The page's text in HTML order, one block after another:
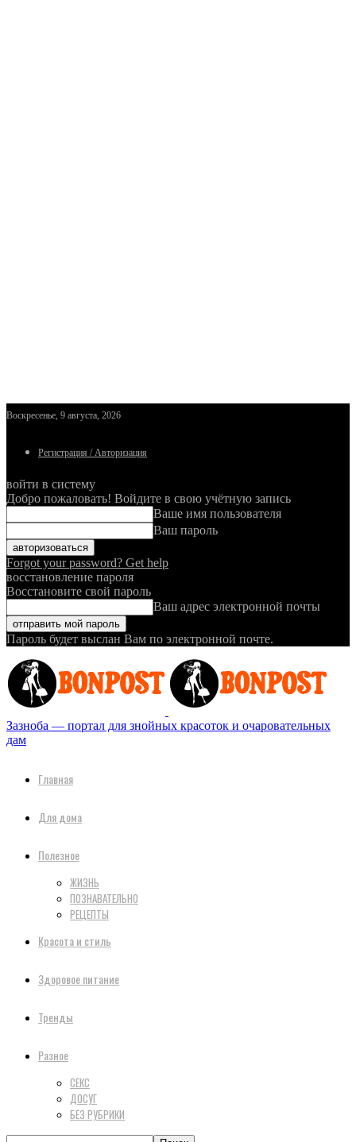
Воскресенье, 9 августа, 2026
Регистрация / Авторизация
войти в систему
Добро пожаловать! Войдите в свою учётную запись
Ваше имя пользователя
Ваш пароль
Forgot your password? Get help
восстановление пароля
Восстановите свой пароль
Ваш адрес электронной почты
Пароль будет выслан Вам по электронной почте.
Зазноба — портал для знойных красоток и очаровательных
дам
Главная
Для дома
Полезное
ЖИЗНЬ
ПОЗНАВАТЕЛЬНО
РЕЦЕПТЫ
Красота и стиль
Здоровое питание
Тренды
Разное
СЕКС
ДОСУГ
БЕЗ РУБРИКИ